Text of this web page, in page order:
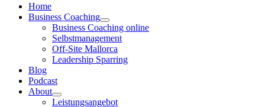
Home
Business Coaching
Business Coaching online
Selbstmanagement
Off-Site Mallorca
Leadership Sparring
Blog
Podcast
About
Leistungsangebot